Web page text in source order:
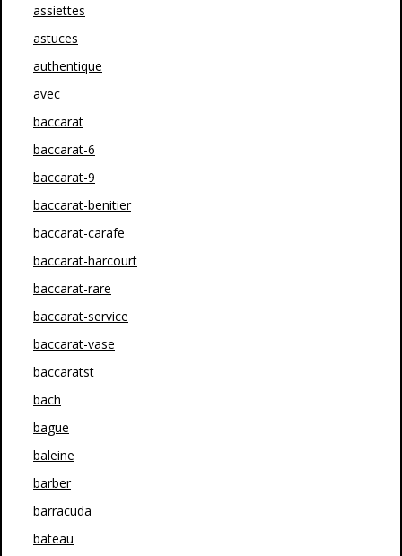
assiettes
astuces
authentique
avec
baccarat
baccarat-6
baccarat-9
baccarat-benitier
baccarat-carafe
baccarat-harcourt
baccarat-rare
baccarat-service
baccarat-vase
baccaratst
bach
bague
baleine
barber
barracuda
bateau